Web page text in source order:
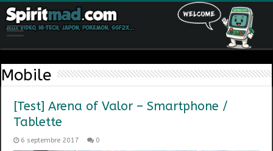
Mobile
[Test] Arena of Valor – Smartphone /
Tablette
6 septembre 2017 0